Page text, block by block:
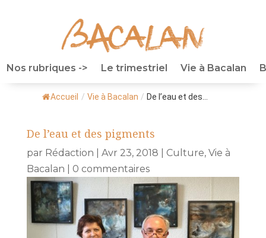
Nos rubriques -> Le trimestriel Vie à Bacalan
Accueil / Vie à Bacalan / De l’eau et des...
De l’eau et des pigments
par Rédaction Avr 23, 2018 Culture, Vie à
Bacalan
0 commentaires